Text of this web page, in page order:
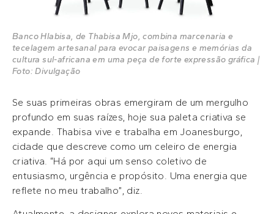
Banco Hlabisa, de Thabisa Mjo, combina marcenaria e
tecelagem artesanal para evocar paisagens e memórias da
cultura sul-africana em uma peça de forte expressão gráfica |
Foto: Divulgação
Se suas primeiras obras emergiram de um mergulho
profundo em suas raízes, hoje sua paleta criativa se
expande. Thabisa vive e trabalha em Joanesburgo,
cidade que descreve como um celeiro de energia
criativa. “Há por aqui um senso coletivo de
entusiasmo, urgência e propósito. Uma energia que
reflete no meu trabalho”, diz.